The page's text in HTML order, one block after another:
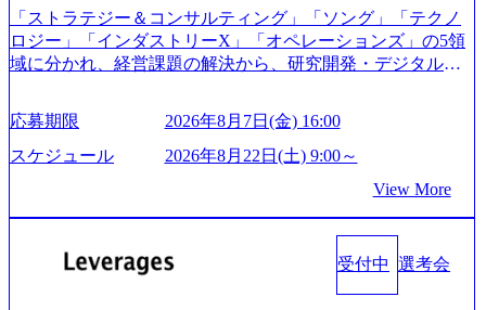
略」案件をメインとしたコンサルティングを行います ＜プ
ロジェクト一部抜粋＞ ・海外事業(新規・既存)事業のビジ
ネスモデル検討支援 ・金融領域におけるAIを活用した事業
ィ領域における地域活性アプリ企画支援及び実行支援 ・ロ
業支援 ※その他新規事業や既存デジタルトランスフォーメ
ーションの案件が多数 ● コンサルタント プロジェクトにお
プロジェクトにおける課題/リスク管理などを担当。 ● シニ
アコンサルタント プロジェクトメンバーとしてプロジェク
トの一領域を担う。主な作業としては、As-Is分析、仮説構
日面接や面談のお時間をいただく場合がございます ● 面
接、条件面談それぞれ最大1時間を想定しております ・実施
前日までに日程およびURLを共有させていただきます ・面
接および条件面談ともに、どの時間開始となってもご対応
と幸いです ※1day選考会のご参加希望の方は、事前にGAB
試験を受検いただきます(受験期限は1day選考会実施日の3日
前まで)。 ※ただし、30代以上のコンサルファーム経験3年
以上の方はGAB受検免除、書類選考のみ。 書類選考通過後
に、GAB試験に合格している方へ1day選考会当日のご案内
をさせていただきます。 急速なグローバル化により既存事
業では成長戦略を描く事が困難になった大手企業をサポー
「ストラテジー＆コンサルティング」「ソング」「テクノ
ロジー」「インダストリーX」「オペレーションズ」の5領
域に分かれ、経営課題の解決から、研究開発・デジタル・
グ領域からその実行的側面であるITサービスの提供まで一
貫して支援する総合系・IT系ファームである あらゆる産業
において非常に良質な顧客基盤を築いており、Fortune Globa
手掛けたプロジェクトは「ファーストリテイリングにおけ
るグローバル化」「資生堂グループのDX化支援」「ヴィヴ
ンサルティング活動のみならず、2021年にはKDDIと合弁会
社「ARISE analytics」を設立し、人工知能とデータアナリテ
応募期限
2026年8月7日(金) 16:00
スケジュール
2026年8月22日(土) 9:00～
View More
受付中 選考会